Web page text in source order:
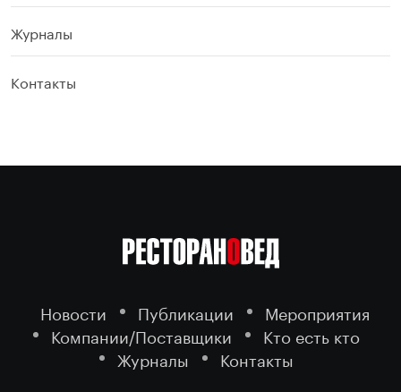
Журналы
Контакты
Новости Публикации
Мероприятия
Компании/Поставщики
Кто есть кто
Журналы
Контакты